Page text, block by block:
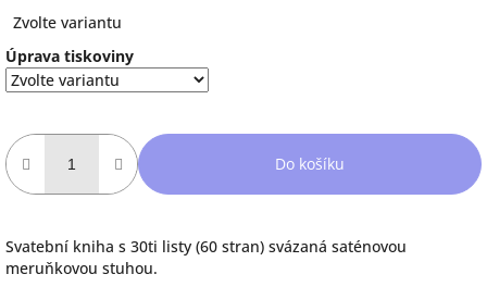
cena:
Zvolte variantu
Úprava tiskoviny
Do košíku
Svatební kniha s 30ti listy (60 stran) svázaná saténovou
meruňkovou stuhou.